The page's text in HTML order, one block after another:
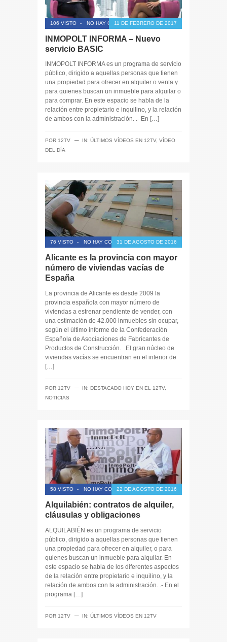
106 VISTO - NO HAY COMENTARIOS
11 DE FEBRERO DE 2017
INMOPOLT INFORMA – Nuevo
servicio BASIC
INMOPOLT INFORMA es un programa de servicio
público, dirigido a aquellas personas que tienen
una propiedad para ofrecer en alquiler o venta y
para quienes buscan un inmueble para alquilar o
para comprar. En este espacio se habla de la
relación entre propietario e inquilino, y la relación
de ambos con la administración. .- En […]
POR 12TV ─ IN: ÚLTIMOS VÍDEOS EN 12TV, VÍDEO
DEL DÍA
76 VISTO - NO HAY COMENTARIOS31 DE AGOSTO DE 2016
Alicante es la provincia con mayor
número de viviendas vacías de
España
La provincia de Alicante es desde 2009 la
provincia española con mayor número de
viviendas a estrenar pendiente de vender, con
una estimación de 42.000 inmuebles sin ocupar,
según el último informe de la Confederación
Española de Asociaciones de Fabricantes de
Productos de Construcción. El gran núcleo de
viviendas vacías se encuentran en el interior de
[…]
POR 12TV ─ IN: DESTACADO HOY EN EL 12TV,
NOTICIAS
58 VISTO - NO HAY COMENTARIOS22 DE AGOSTO DE 2016
Alquilabién: contratos de alquiler,
cláusulas y obligaciones
ALQUILABIÉN es un programa de servicio
público, dirigido a aquellas personas que tienen
una propiedad para ofrecer en alquiler, o para
quienes buscan un inmueble para alquilar. En
este espacio se habla de los diferentes aspectos
de la relación entre propietario e inquilino, y la
relación de ambos con la administración. .- En el
programa […]
POR 12TV ─ IN: ÚLTIMOS VÍDEOS EN 12TV